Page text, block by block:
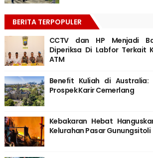
BERITA TERPOPULER
CCTV dan HP Menjadi
Diperiksa Di Labfor Terkait
ATM
Benefit Kuliah di
Prospek Karir Cemerlang
Kebakaran Hebat
Kelurahan Pasar Gunungsitoli